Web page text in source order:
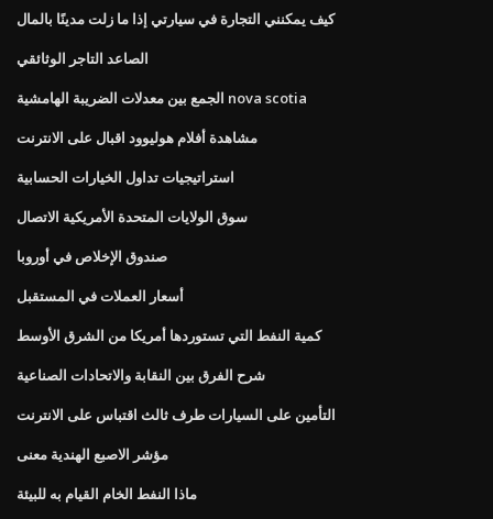
كيف يمكنني التجارة في سيارتي إذا ما زلت مدينًا بالمال
الصاعد التاجر الوثائقي
الجمع بين معدلات الضريبة الهامشية nova scotia
مشاهدة أفلام هوليوود اقبال على الانترنت
استراتيجيات تداول الخيارات الحسابية
سوق الولايات المتحدة الأمريكية الاتصال
صندوق الإخلاص في أوروبا
أسعار العملات في المستقبل
كمية النفط التي تستوردها أمريكا من الشرق الأوسط
شرح الفرق بين النقابة والاتحادات الصناعية
التأمين على السيارات طرف ثالث اقتباس على الانترنت
مؤشر الاصبع الهندية معنى
ماذا النفط الخام القيام به للبيئة